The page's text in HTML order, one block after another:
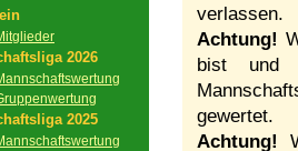
2026
2025
verlassen.
Achtung!
bist und
gewertet.
Achtung!